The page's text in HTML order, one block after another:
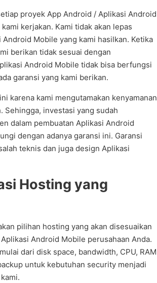
proyek App Android / Aplikasi Android
kerjakan. Kami tidak akan lepas
Android Mobile yang kami hasilkan. Ketika
berikan tidak sesuai dengan
Android Mobile tidak bisa berfungsi
garansi yang kami berikan.
karena kami mengutamakan kenyamanan
Sehingga, investasi yang sudah
dalam pembuatan Aplikasi Android
dengan adanya garansi ini. Garansi
teknis dan juga design Aplikasi
Hosting yang
pilihan hosting yang akan disesuaikan
Android Mobile perusahaan Anda.
dari disk space, bandwidth, CPU, RAM
untuk kebutuhan security menjadi